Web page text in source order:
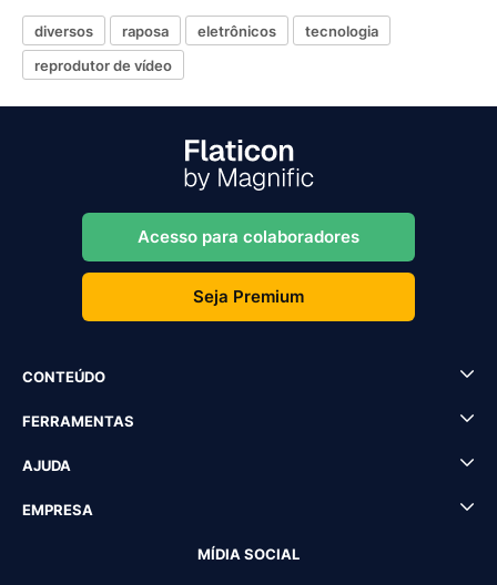
diversos raposa eletrônicos
tecnologia
reprodutor de vídeo
Acesso para colaboradores
Seja Premium
CONTEÚDO
FERRAMENTAS
AJUDA
EMPRESA
MÍDIA SOCIAL